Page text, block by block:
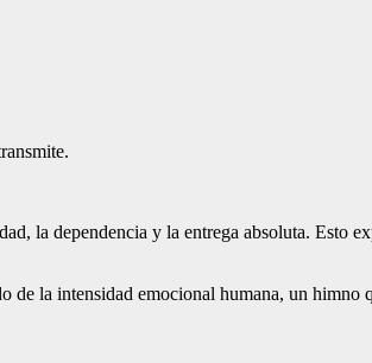
la dependencia y la entrega absoluta. Esto
de la intensidad emocional humana, un himno